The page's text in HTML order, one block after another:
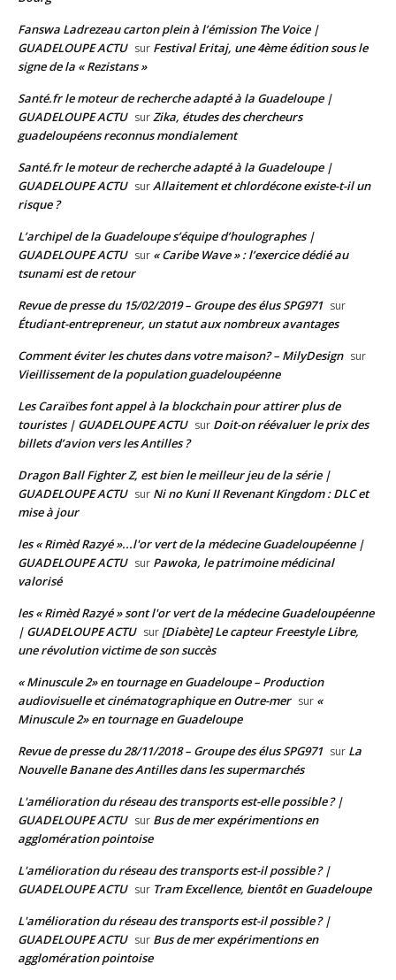
Fanswa Ladrezeau carton plein à l’émission The Voice |
GUADELOUPE ACTU sur Festival Eritaj, une 4ème édition sous le
signe de la « Rezistans »
Santé.fr le moteur de recherche adapté à la Guadeloupe |
GUADELOUPE ACTU sur Zika, études des chercheurs
guadeloupéens reconnus mondialement
Santé.fr le moteur de recherche adapté à la Guadeloupe |
GUADELOUPE ACTU surAllaitement et chlordécone existe-t-il un
risque ?
L’archipel de la Guadeloupe s’équipe d’houlographes |
GUADELOUPE ACTU sur « Caribe Wave » : l’exercice dédié au
tsunami est de retour
Revue de presse du 15/02/2019 – Groupe des élus SPG971 sur
Étudiant-entrepreneur, un statut aux nombreux avantages
Comment éviter les chutes dans votre maison? – MilyDesign sur
Vieillissement de la population guadeloupéenne
Les Caraïbes font appel à la blockchain pour attirer plus de
touristes | GUADELOUPE ACTU sur Doit-on réévaluer le prix des
billets d’avion vers les Antilles ?
Dragon Ball Fighter Z, est bien le meilleur jeu de la série |
GUADELOUPE ACTU sur Ni no Kuni II Revenant Kingdom : DLC et
mise à jour
les « Rimèd Razyé »...l'or vert de la médecine Guadeloupéenne |
GUADELOUPE ACTU sur Pawoka, le patrimoine médicinal
valorisé
les « Rimèd Razyé » sont l'or vert de la médecine Guadeloupéenne
| GUADELOUPE ACTU sur [Diabète] Le capteur Freestyle Libre,
une révolution victime de son succès
« Minuscule 2» en tournage en Guadeloupe – Production
audiovisuelle et cinématographique en Outre-mer sur «
Minuscule 2» en tournage en Guadeloupe
Revue de presse du 28/11/2018 – Groupe des élus SPG971 sur La
Nouvelle Banane des Antilles dans les supermarchés
L'amélioration du réseau des transports est-elle possible ? |
GUADELOUPE ACTU sur Bus de mer expérimentions en
agglomération pointoise
L'amélioration du réseau des transports est-il possible ? |
GUADELOUPE ACTU sur Tram Excellence, bientôt en Guadeloupe
L'amélioration du réseau des transports est-il possible ? |
GUADELOUPE ACTU sur Bus de mer expérimentions en
agglomération pointoise